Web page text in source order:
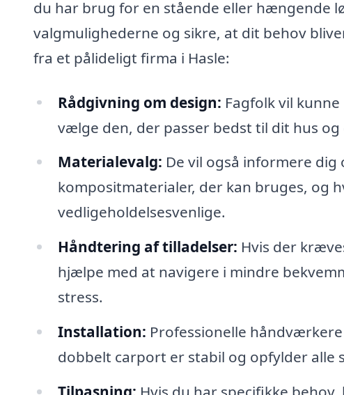
du har brug for en stående eller hængende
valgmulighederne og sikre, at dit behov
fra et pålideligt firma i Hasle:
Rådgivning om design: Fagfolk vil
vælge den, der passer bedst til dit hus og
Materialevalg: De vil også informere
kompositmaterialer, der kan bruges, og
vedligeholdelsesvenlige.
Håndtering af tilladelser: Hvis der
hjælpe med at navigere i mindre
stress.
Installation: Professionelle
dobbelt carport er stabil og opfylder alle